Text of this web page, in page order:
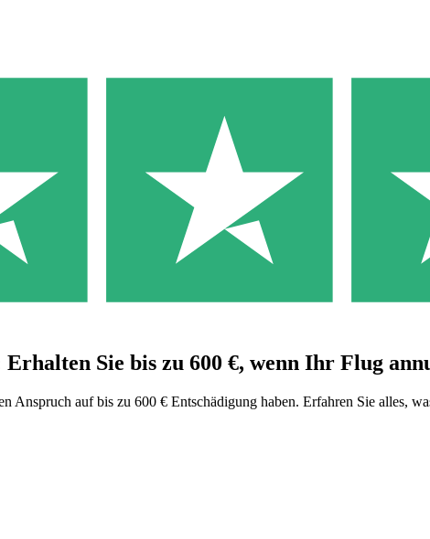
Sie bis zu 600 €, wenn Ihr Flug
auf bis zu 600 € Entschädigung haben. Erfahren Sie alles,